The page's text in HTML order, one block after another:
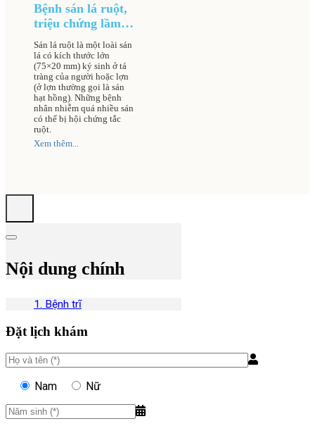
Bệnh sán lá ruột,
triệu chứng lầm
trị
Sán lá ruột là một loài sán
lá có kích thước lớn
(75×20 mm) ký sinh ở tá
tràng của người hoặc lợn
(ở lợn thường gọi là sán
hạt hồng). Những bệnh
nhân nhiễm quá nhiều sán
có thể bị hội chứng tắc
ruột.
Xem thêm...
Nội dung chính
1. Bệnh trĩ
Đặt lịch khám
Nam Nữ